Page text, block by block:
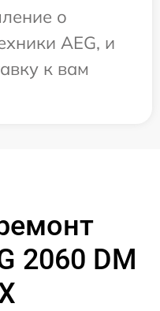
о
AEG, и
к вам
2060 DM